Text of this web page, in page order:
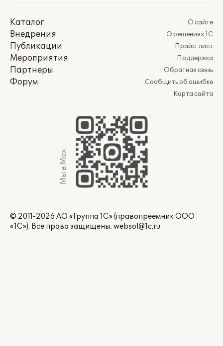
Каталог
Внедрения
Публикации
Мероприятия
Партнеры
Форум
О сайте
О решениях 1С
Прайс-лист
Поддержка
Обратная связь
Сообщить об ошибке
Карта сайта
Мы в Max
© 2011-2026 АО «Группа 1С» (правопреемник ООО
«1С»). Все права защищены. websol@1c.ru